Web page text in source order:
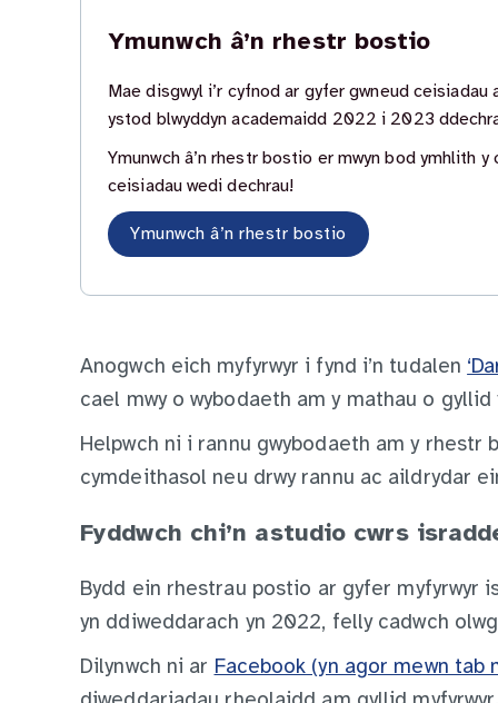
Ymunwch â’n rhestr bostio
Mae disgwyl i’r cyfnod ar gyfer gwneud
ystod blwyddyn academaidd 2022 i 2023
Ymunwch â’n rhestr bostio er mwyn bod ymhlith
ceisiadau wedi dechrau!
Ymunwch â’n rhestr bostio
Anogwch eich myfyrwyr i fynd i’n tudalen
cael mwy o wybodaeth am y mathau o
Helpwch ni i rannu gwybodaeth am y
cymdeithasol neu drwy rannu ac aildrydar
Fyddwch chi’n astudio cwrs
Bydd ein rhestrau postio ar gyfer myfyrwyr
yn ddiweddarach yn 2022, felly cadwch
Dilynwch ni ar Facebook (yn agor mewn tab